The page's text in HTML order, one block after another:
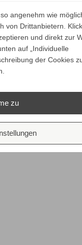
angenehm wie
von Drittanbietern.
und direkt zur
auf „Individuelle
der Cookies
zu